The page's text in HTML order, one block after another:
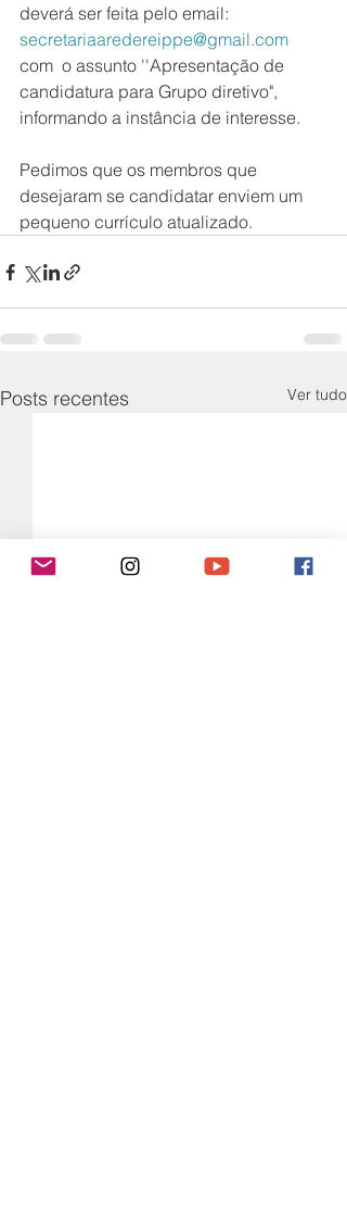
deverá ser feita pelo email:
secretariaaredereippe@gmail.com
com  o assunto ''Apresentação de
candidatura para Grupo diretivo",
informando a instância de interesse.
Pedimos que os membros que
desejaram se candidatar enviem um
pequeno currículo atualizado.
Posts recentes Ver tudo